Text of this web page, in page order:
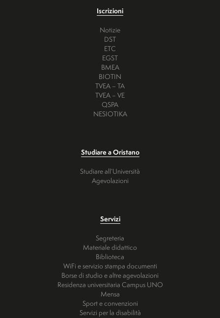
Iscrizioni
Notizie
DST
ETC
EGST
BMEA
BIOTIN
TVEA – TA
TVEA – VE
QSPA
NESIOTIKA
Studiare a Oristano
Studiare all’Università
Agevolazioni
Servizi
Segreteria
Materiale didattico
Biblioteca
WiFi e servizio stampa documenti
Borse di studio e altre agevolazioni
Residenza universitaria Campus UNO
Mensa
Sport e convenzioni
Servizi per la disabilità